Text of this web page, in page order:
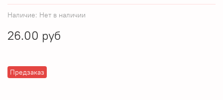
Наличие: Нет в наличии
Предзаказ
26.00 руб